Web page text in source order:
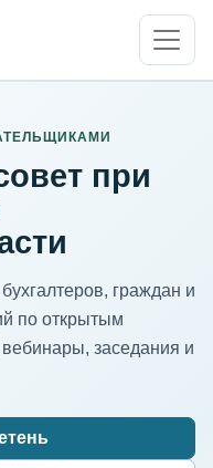
при
граждан и
по открытым
заседания и